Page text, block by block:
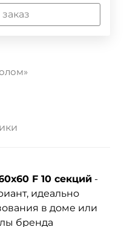
F 10 секций -
идеально
в доме или
бренда